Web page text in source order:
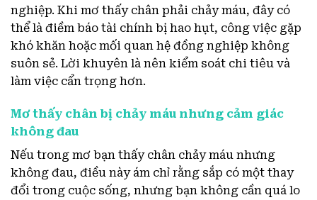
nghiệp. Khi mơ thấy chân phải chảy máu, đây có
thể là điềm báo tài chính bị hao hụt, công việc gặp
khó khăn hoặc mối quan hệ đồng nghiệp không
suôn sẻ. Lời khuyên là nên kiểm soát chi tiêu và
làm việc cẩn trọng hơn.
Mơ thấy chân bị chảy máu nhưng cảm giác
không đau
Nếu trong mơ bạn thấy chân chảy máu nhưng
không đau, điều này ám chỉ rằng sắp có một thay
đổi trong cuộc sống, nhưng bạn không cần quá lo